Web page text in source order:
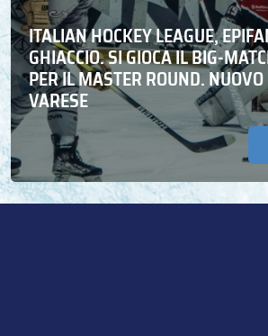
ITALIAN HOCKEY LEAGUE,
GHIACCIO. SI GIOCA IL BIG-
PER IL MASTER ROUND.
VARESE